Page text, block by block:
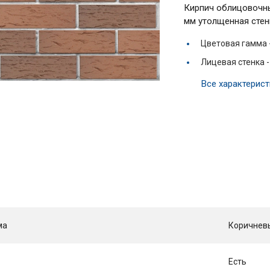
Кирпич
мм утолщенная
Цветовая гамма
Лицевая стенка
Все
Есть